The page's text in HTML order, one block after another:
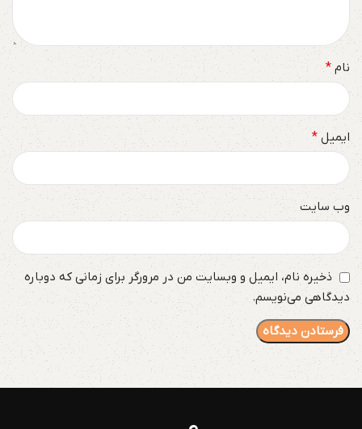
نام*
ایمیل*
وب‌ سایت
ذخیره نام، ایمیل و وبسایت من در مرورگر برای زمانی که دوباره
دیدگاهی می‌نویسم.